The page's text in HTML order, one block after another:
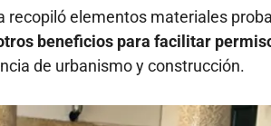
recopiló elementos materiales
beneficios para facilitar
de urbanismo y construcción.